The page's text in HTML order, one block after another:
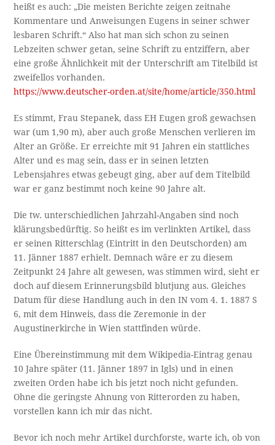
heißt es auch: „Die meisten Berichte zeigen zeitnahe
Kommentare und Anweisungen Eugens in seiner schwer
lesbaren Schrift.“ Also hat man sich schon zu seinen
Lebzeiten schwer getan, seine Schrift zu entziffern, aber
eine große Ähnlichkeit mit der Unterschrift am Titelbild ist
zweifellos vorhanden.
https://www.deutscher-orden.at/site/home/article/350.html
Es stimmt, Frau Stepanek, dass EH Eugen groß gewachsen
war (um 1,90 m), aber auch große Menschen verlieren im
Alter an Größe. Er erreichte mit 91 Jahren ein stattliches
Alter und es mag sein, dass er in seinen letzten
Lebensjahres etwas gebeugt ging, aber auf dem Titelbild
war er ganz bestimmt noch keine 90 Jahre alt.
Die tw. unterschiedlichen Jahrzahl-Angaben sind noch
klärungsbedürftig. So heißt es im verlinkten Artikel, dass
er seinen Ritterschlag (Eintritt in den Deutschorden) am
11. Jänner 1887 erhielt. Demnach wäre er zu diesem
Zeitpunkt 24 Jahre alt gewesen, was stimmen wird, sieht er
doch auf diesem Erinnerungsbild blutjung aus. Gleiches
Datum für diese Handlung auch in den IN vom 4. 1. 1887 S
6, mit dem Hinweis, dass die Zeremonie in der
Augustinerkirche in Wien stattfinden würde.
Eine Übereinstimmung mit dem Wikipedia-Eintrag genau
10 Jahre später (11. Jänner 1897 in Igls) und in einen
zweiten Orden habe ich bis jetzt noch nicht gefunden.
Ohne die geringste Ahnung von Ritterorden zu haben,
vorstellen kann ich mir das nicht.
Bevor ich noch mehr Artikel durchforste, warte ich, ob von